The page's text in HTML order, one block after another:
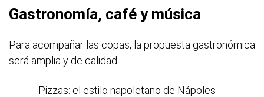
Gastronomía, café y música
Para acompañar las copas, la propuesta gastronómica
será amplia y de calidad:
Pizzas: el estilo napoletano de Nápoles